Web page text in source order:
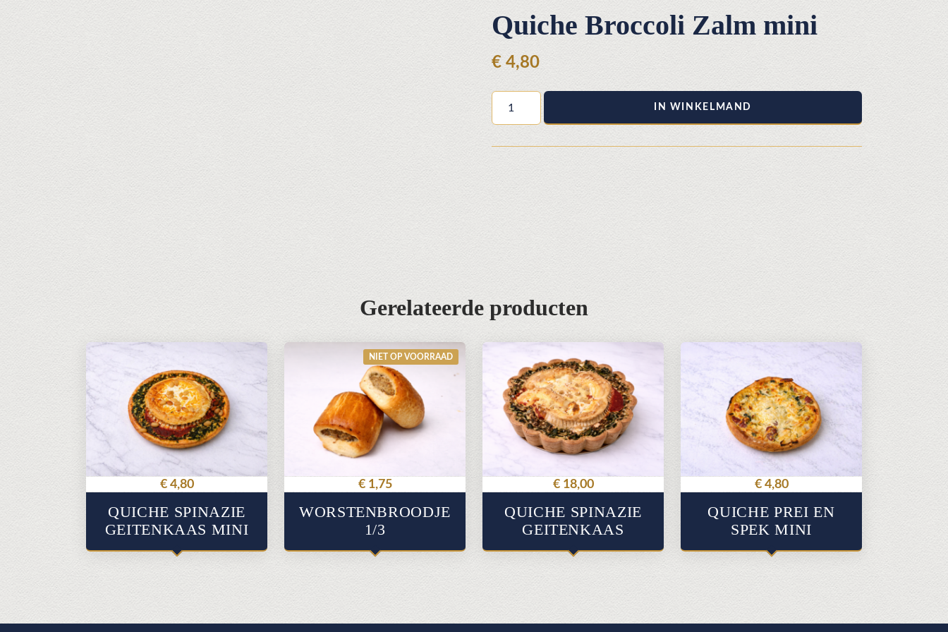
Quiche Broccoli Zalm mini
€ 4,80
Quiche
Broccoli
Zalm
aantal
IN WINKELMAND
Gerelateerde producten
€4,80
QUICHE SPINAZIE
GEITENKAAS MINI
€1,75
WORSTENBROODJE
1/3
€18,00
QUICHE SPINAZIE
GEITENKAAS
€4,80
QUICHE PREI EN
SPEK MINI